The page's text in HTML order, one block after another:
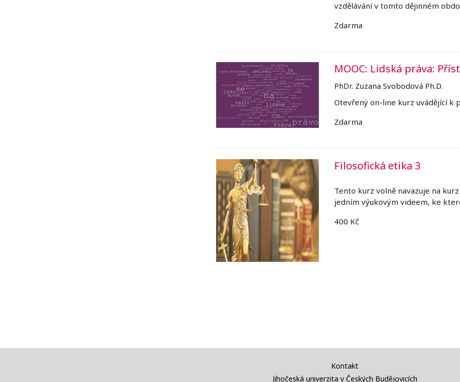
vzdělávání v tomto dějinném
Zdarma
MOOC: Lidská práva:
PhDr. Zuzana Svobodová Ph.D.
Otevřený on-line kurz uvádějící
Zdarma
Filosofická etika 3
Tento kurz volně navazuje na
jedním výukovým videem, ke
400 Kč
Kontakt
Jihočeská univerzita v Českých Budějovicích